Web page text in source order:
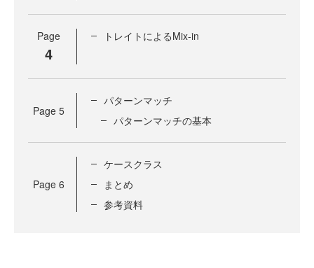
Page
4
トレイトによるMix-in
Page 5
パターンマッチ
パターンマッチの基本
Page 6
ケースクラス
まとめ
参考資料